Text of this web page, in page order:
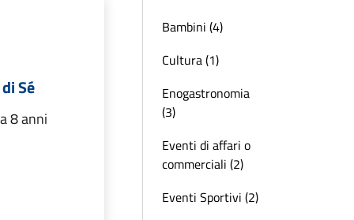
Sé
8 anni
Bambini (4)
Cultura (1)
Enogastronomia
(3)
Eventi di affari o
commerciali (2)
Eventi Sportivi (2)